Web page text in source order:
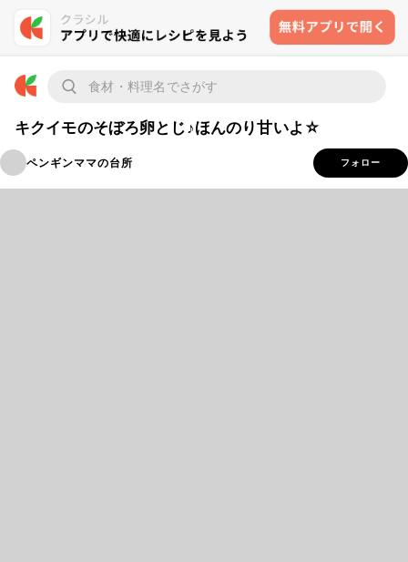
キクイモのそぼろ卵とじ♪ほんのり甘いよ☆
ペンギンママの台所 フォロー